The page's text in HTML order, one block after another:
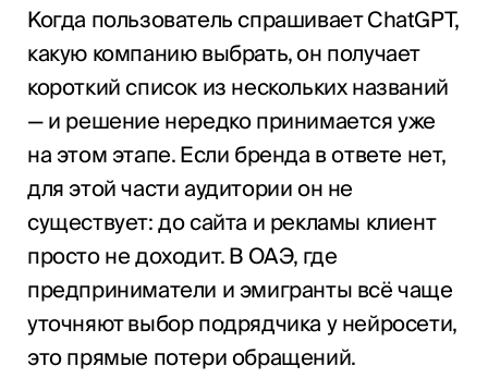
Когда пользователь спрашивает ChatGPT,
какую компанию выбрать, он получает
короткий список из нескольких названий
— и решение нередко принимается уже
на этом этапе. Если бренда в ответе нет,
для этой части аудитории он не
существует: до сайта и рекламы клиент
просто не доходит. В ОАЭ, где
предприниматели и эмигранты всё чаще
уточняют выбор подрядчика у нейросети,
это прямые потери обращений.